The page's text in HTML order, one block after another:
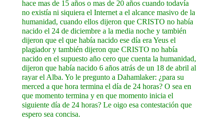
hace mas de 15 años o mas de 20 años cuando todavía
no existía ni siquiera el Internet a el alcance masivo de la
humanidad, cuando ellos dijeron que CRISTO no había
nacido el 24 de diciembre a la media noche y también
dijeron que el que había nacido ese día era Yeus el
plagiador y también dijeron que CRISTO no había
nacido en el supuesto año cero que cuenta la humanidad,
dijeron que había nacido 6 años atrás de un 18 de abril al
rayar el Alba. Yo le pregunto a Dahamlaker: ¿para su
merced a que hora termina el día de 24 horas? O sea en
que momento termina y en que momento inicia el
siguiente día de 24 horas? Le oigo esa contestación que
espero sea concisa.